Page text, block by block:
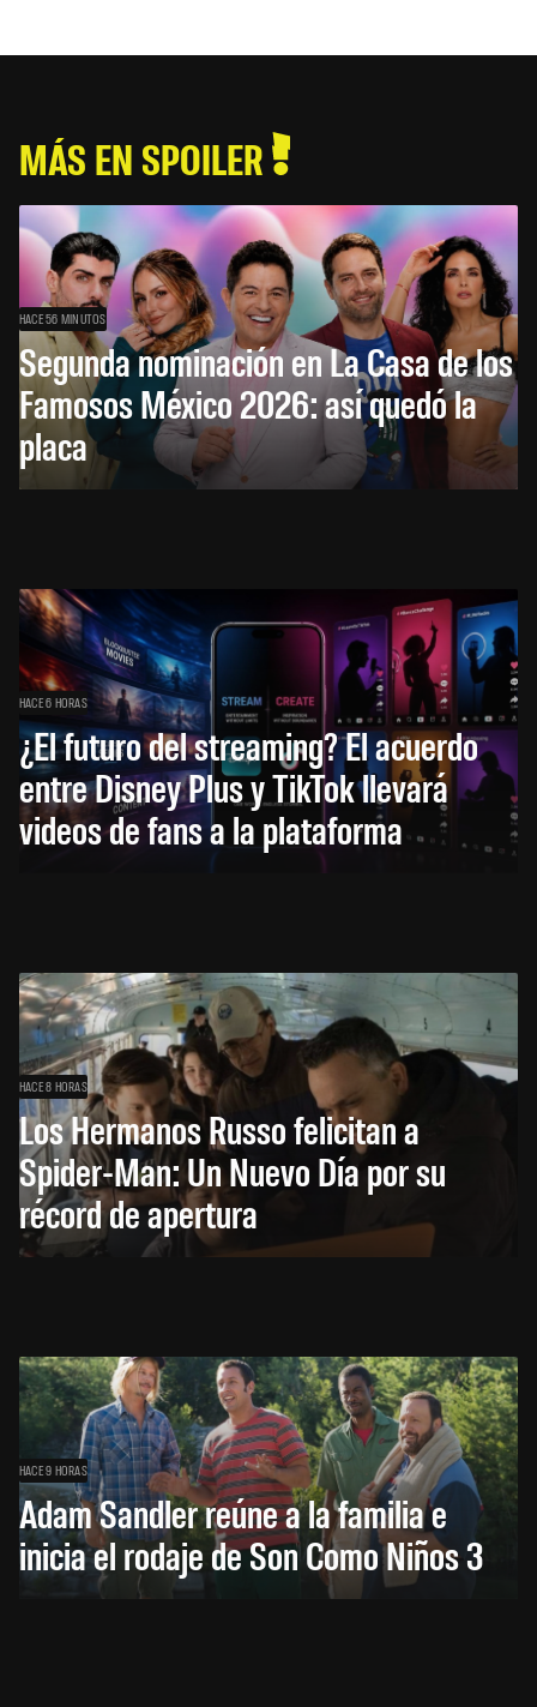
MÁS EN SPOILER
HACE 56 MINUTOS
Segunda nominación en La Casa de los
Famosos México 2026: así quedó la
placa
HACE 6 HORAS
¿El futuro del streaming? El acuerdo
entre Disney Plus y TikTok llevará
videos de fans a la plataforma
HACE 8 HORAS
Los Hermanos Russo felicitan a
Spider-Man: Un Nuevo Día por su
récord de apertura
HACE 9 HORAS
Adam Sandler reúne a la familia e
inicia el rodaje de Son Como Niños 3